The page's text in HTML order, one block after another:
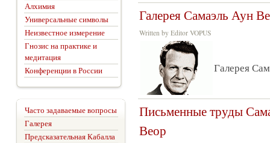
Галерея Самаэль Аун
Written by Editor VOPUS
Галерея
Письменные труды
Веор
Алхимия
Универсальные символы
Неизвестное измерение
Гнозис на практике и
медитация
Конференции в России
Часто задаваемые вопросы
Галерея
Предсказательная Кабалла